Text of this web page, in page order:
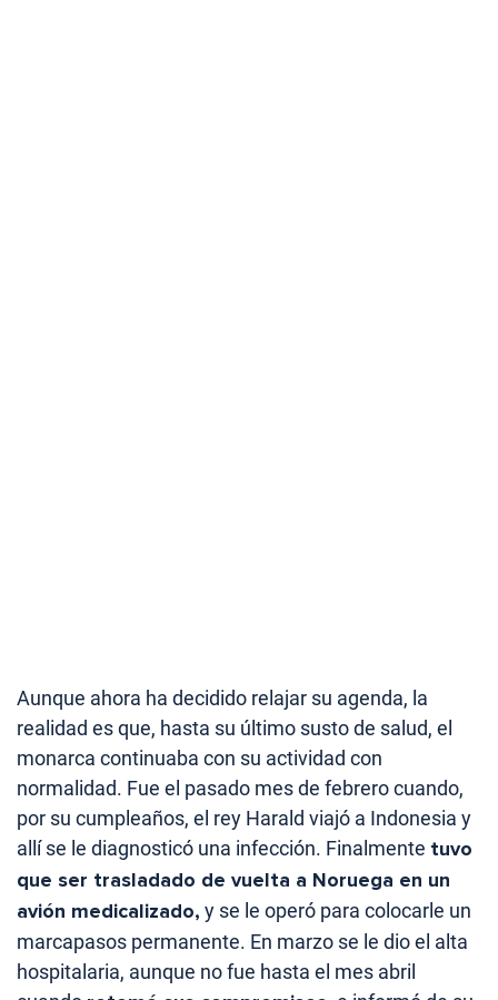
Aunque ahora ha decidido relajar su agenda, la
realidad es que, hasta su último susto de salud, el
monarca continuaba con su actividad con
normalidad. Fue el pasado mes de febrero cuando,
por su cumpleaños, el rey Harald viajó a Indonesia y
allí se le diagnosticó una infección. Finalmente tuvo
que ser trasladado de vuelta a Noruega en un
avión medicalizado, y se le operó para colocarle un
marcapasos permanente. En marzo se le dio el alta
hospitalaria, aunque no fue hasta el mes abril